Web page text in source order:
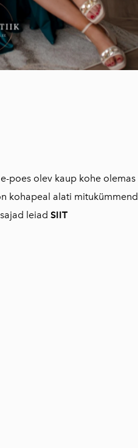
poes olev kaup kohe olemas
kohapeal alati mitukümmend
leiad SIIT